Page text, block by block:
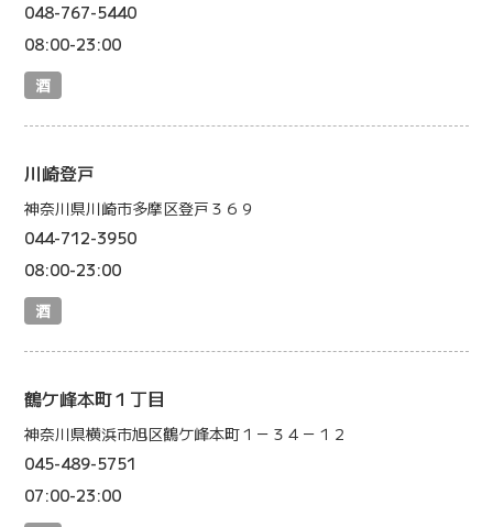
048-767-5440
08:00-23:00
酒
川崎登戸
神奈川県川崎市多摩区登戸３６９
044-712-3950
08:00-23:00
酒
鶴ケ峰本町１丁目
神奈川県横浜市旭区鶴ケ峰本町１－３４－１２
045-489-5751
07:00-23:00